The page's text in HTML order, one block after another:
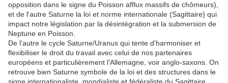
opposition dans le signe du Poisson afflux massifs de chômeurs),
et de l'autre Saturne la loi et norme internationale (Sagittaire) qui
impact notre législation par la désintégration et la submersion de
Neptune en Poisson.
De l'autre le cycle Saturne/Uranus qui tente d'harmoniser et
flexibiliser le droit du travail avec celui de nos partenaires
européens et particulièrement l'Allemagne, voir anglo-saxons. On
retrouve bien Saturne symbole de la loi et des structures dans le